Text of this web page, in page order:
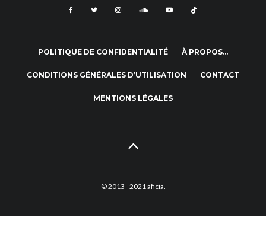
POLITIQUE DE CONFIDENTIALITÉ À PROPOS…
CONDITIONS GÉNÉRALES D’UTILISATION CONTACT
MENTIONS LÉGALES
© 2013 - 2021 aficia.